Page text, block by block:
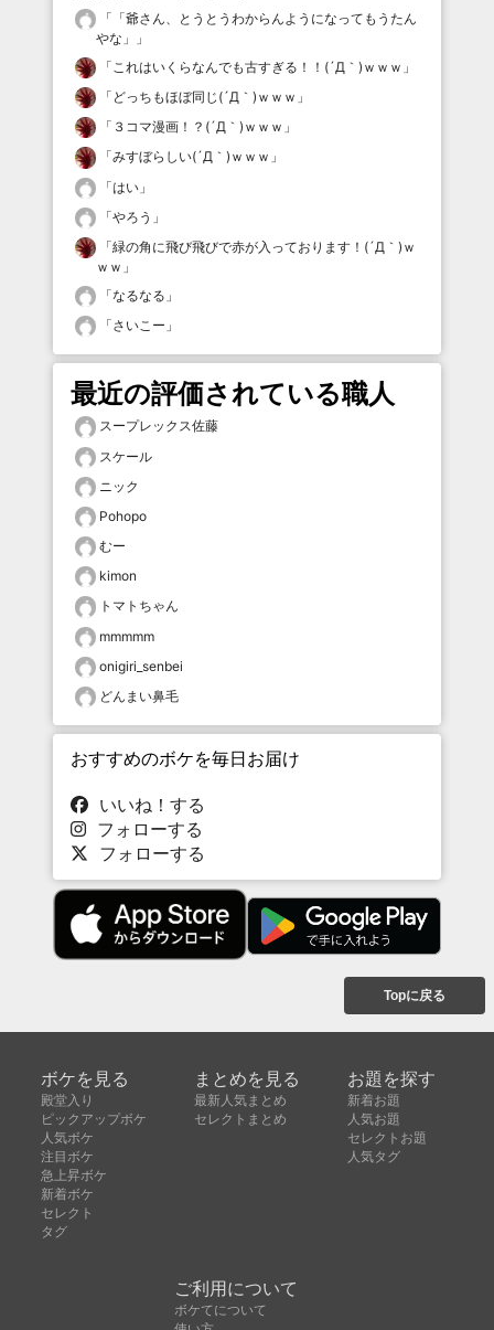
「 「爺さん、とうとうわからんようになってもうたん
やな」
」
「 これはいくらなんでも古すぎる！！(´Д｀)ｗｗｗ 」
「 どっちもほぼ同じ(´Д｀)ｗｗｗ 」
「 ３コマ漫画！？(´Д｀)ｗｗｗ 」
「みすぼらしい(´Д｀)ｗｗｗ 」
「はい 」
「やろう 」
「緑の角に飛び飛びで赤が入っております！(´Д｀)ｗ
ｗｗ 」
「なるなる 」
「さいこー 」
最近の評価されている職人
スープレックス佐藤
スケール
ニック
Pohopo
むー
kimon
トマトちゃん
mmmmm
onigiri_senbei
どんまい鼻毛
おすすめのボケを毎日お届け
いいね！する
フォローする
フォローする
Topに戻る
ボケを見る
殿堂入り
ピックアップボケ
人気ボケ
注目ボケ
急上昇ボケ
新着ボケ
セレクト
タグ
まとめを見る
最新人気まとめ
セレクトまとめ
お題を探す
新着お題
人気お題
セレクトお題
人気タグ
ご利用について
ボケてについて